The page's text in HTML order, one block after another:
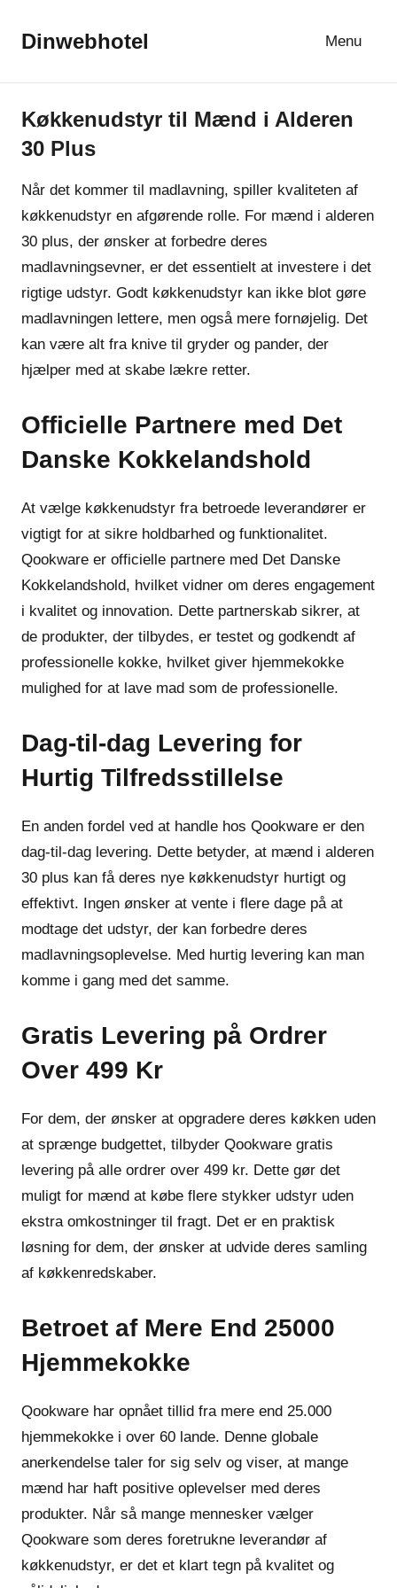
Dinwebhotel Menu
Mad og
Sundhed
Køkkenudstyr til Mænd i Alderen
30 Plus
Når det kommer til madlavning, spiller kvaliteten af
køkkenudstyr en afgørende rolle. For mænd i alderen
30 plus, der ønsker at forbedre deres
madlavningsevner, er det essentielt at investere i det
rigtige udstyr. Godt køkkenudstyr kan ikke blot gøre
madlavningen lettere, men også mere fornøjelig. Det
kan være alt fra knive til gryder og pander, der
hjælper med at skabe lækre retter.
Officielle Partnere med Det
Danske Kokkelandshold
At vælge køkkenudstyr fra betroede leverandører er
vigtigt for at sikre holdbarhed og funktionalitet.
Qookware er officielle partnere med Det Danske
Kokkelandshold, hvilket vidner om deres engagement
i kvalitet og innovation. Dette partnerskab sikrer, at
de produkter, der tilbydes, er testet og godkendt af
professionelle kokke, hvilket giver hjemmekokke
mulighed for at lave mad som de professionelle.
Dag-til-dag Levering for
Hurtig Tilfredsstillelse
En anden fordel ved at handle hos Qookware er den
dag-til-dag levering. Dette betyder, at mænd i alderen
30 plus kan få deres nye køkkenudstyr hurtigt og
effektivt. Ingen ønsker at vente i flere dage på at
modtage det udstyr, der kan forbedre deres
madlavningsoplevelse. Med hurtig levering kan man
komme i gang med det samme.
Gratis Levering på Ordrer
Over 499 Kr
For dem, der ønsker at opgradere deres køkken uden
at sprænge budgettet, tilbyder Qookware gratis
levering på alle ordrer over 499 kr. Dette gør det
muligt for mænd at købe flere stykker udstyr uden
ekstra omkostninger til fragt. Det er en praktisk
løsning for dem, der ønsker at udvide deres samling
af køkkenredskaber.
Betroet af Mere End 25000
Hjemmekokke
Qookware har opnået tillid fra mere end 25.000
hjemmekokke i over 60 lande. Denne globale
anerkendelse taler for sig selv og viser, at mange
mænd har haft positive oplevelser med deres
produkter. Når så mange mennesker vælger
Qookware som deres foretrukne leverandør af
køkkenudstyr, er det et klart tegn på kvalitet og